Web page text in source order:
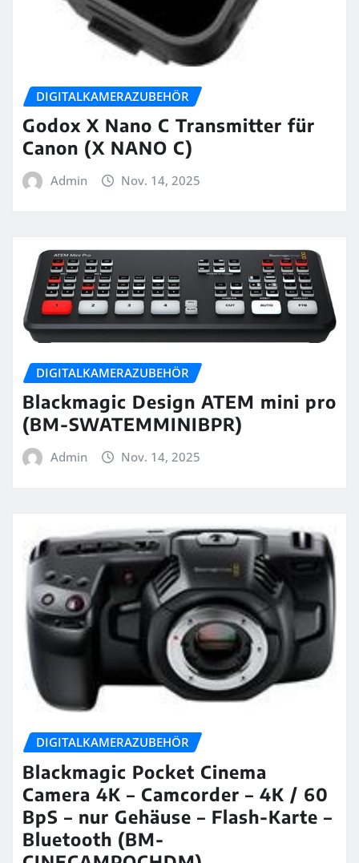
DIGITALKAMERAZUBEHÖR
Godox X Nano C Transmitter für
Canon (X NANO C)
Admin Nov. 14, 2025
DIGITALKAMERAZUBEHÖR
Blackmagic Design ATEM mini pro
(BM-SWATEMMINIBPR)
Admin Nov. 14, 2025
DIGITALKAMERAZUBEHÖR
Blackmagic Pocket Cinema
Camera 4K – Camcorder – 4K / 60
BpS – nur Gehäuse – Flash-Karte –
Bluetooth (BM-